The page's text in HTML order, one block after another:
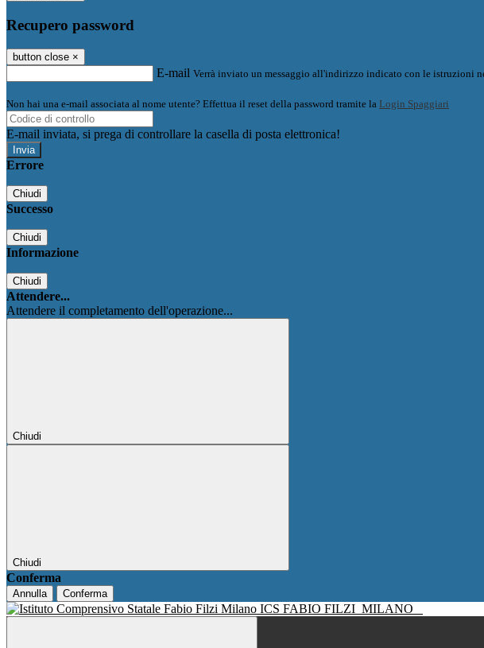
Recupero password
button close ×
E-mail Verrà inviato un messaggio all'indirizzo indicato con le istruzioni
Non hai una e-mail associata al nome utente? Effettua il reset della password tramite la Login Spaggiari
E-mail inviata, si prega di controllare la casella di posta elettronica!
Errore
Chiudi
Successo
Chiudi
Informazione
Chiudi
Attendere...
Attendere il completamento dell'operazione...
Chiudi
Chiudi
Conferma
Annulla Conferma
ICS FABIO FILZI MILANO